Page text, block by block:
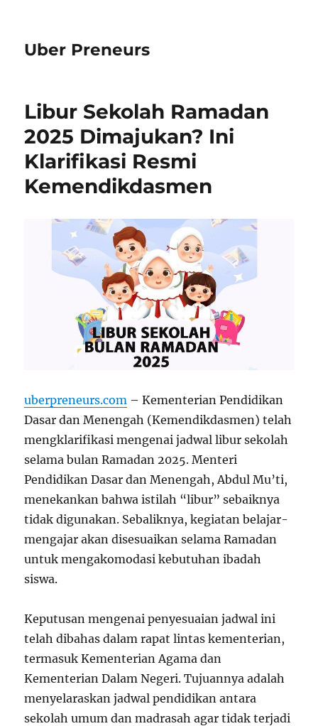
Uber Preneurs
Libur Sekolah Ramadan
2025 Dimajukan? Ini
Klarifikasi Resmi
Kemendikdasmen
uberpreneurs.com – Kementerian Pendidikan
Dasar dan Menengah (Kemendikdasmen) telah
mengklarifikasi mengenai jadwal libur sekolah
selama bulan Ramadan 2025. Menteri
Pendidikan Dasar dan Menengah, Abdul Mu’ti,
menekankan bahwa istilah “libur” sebaiknya
tidak digunakan. Sebaliknya, kegiatan belajar-
mengajar akan disesuaikan selama Ramadan
untuk mengakomodasi kebutuhan ibadah
siswa.
Keputusan mengenai penyesuaian jadwal ini
telah dibahas dalam rapat lintas kementerian,
termasuk Kementerian Agama dan
Kementerian Dalam Negeri. Tujuannya adalah
menyelaraskan jadwal pendidikan antara
sekolah umum dan madrasah agar tidak terjadi